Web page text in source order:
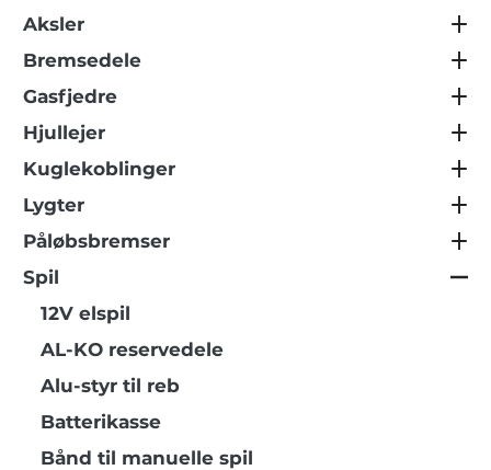
Aksler
Bremsedele
Gasfjedre
Hjullejer
Kuglekoblinger
Lygter
Påløbsbremser
Spil
12V elspil
AL-KO reservedele
Alu-styr til reb
Batterikasse
Bånd til manuelle spil